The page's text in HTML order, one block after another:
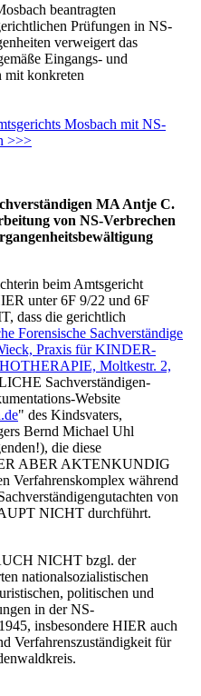
beantragten
Prüfungen in NS-
verweigert das
Eingangs- und
mit konkreten
Mosbach mit NS-
>>>
MA Antje C.
von NS-Verbrechen
beim Amtsgericht
unter 6F 9/22 und 6F
dass die gerichtlich
Forensische Sachverständige
Praxis für KINDER-
Moltkestr. 2,
Sachverständigen-
Website
" des Kindsvaters,
Bernd Michael Uhl
die diese
ABER AKTENKUNDIG
Verfahrenskomplex während
von
NICHT durchführt.
NICHT bzgl. der
nationalsozialistischen
politischen und
in der NS-
insbesondere HIER auch
Verfahrenszuständigkeit für